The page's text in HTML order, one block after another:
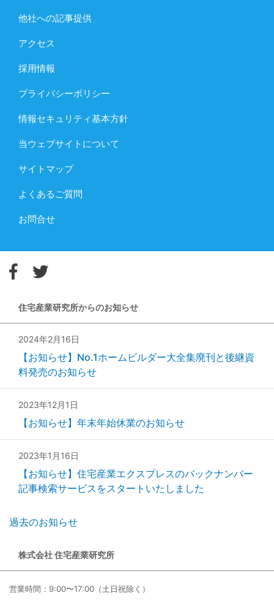
他社への記事提供
アクセス
採用情報
プライバシーポリシー
情報セキュリティ基本方針
当ウェブサイトについて
サイトマップ
よくあるご質問
お問合せ
住宅産業研究所からのお知らせ
2024年2月16日
【お知らせ】No.1ホームビルダー大全集廃刊と後継資
料発売のお知らせ
2023年12月1日
【お知らせ】年末年始休業のお知らせ
2023年1月16日
【お知らせ】住宅産業エクスプレスのバックナンバー
記事検索サービスをスタートいたしました
過去のお知らせ
株式会社 住宅産業研究所
営業時間：9:00〜17:00（土日祝除く）